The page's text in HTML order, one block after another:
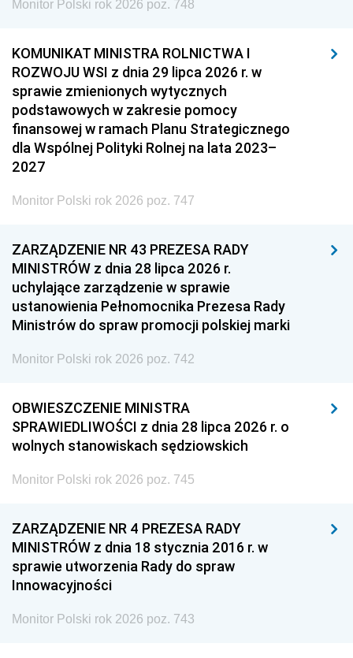
Monitor Polski rok 2026 poz. 748
KOMUNIKAT MINISTRA ROLNICTWA I
ROZWOJU WSI z dnia 29 lipca 2026 r. w
sprawie zmienionych wytycznych
podstawowych w zakresie pomocy
finansowej w ramach Planu Strategicznego
dla Wspólnej Polityki Rolnej na lata 2023–
2027
Monitor Polski rok 2026 poz. 747
ZARZĄDZENIE NR 43 PREZESA RADY
MINISTRÓW z dnia 28 lipca 2026 r.
uchylające zarządzenie w sprawie
ustanowienia Pełnomocnika Prezesa Rady
Ministrów do spraw promocji polskiej marki
Monitor Polski rok 2026 poz. 742
OBWIESZCZENIE MINISTRA
SPRAWIEDLIWOŚCI z dnia 28 lipca 2026 r. o
wolnych stanowiskach sędziowskich
Monitor Polski rok 2026 poz. 745
ZARZĄDZENIE NR 4 PREZESA RADY
MINISTRÓW z dnia 18 stycznia 2016 r. w
sprawie utworzenia Rady do spraw
Innowacyjności
Monitor Polski rok 2026 poz. 743